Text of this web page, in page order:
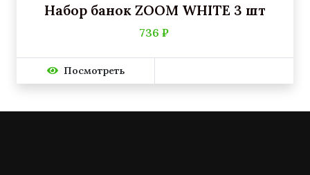
Набор банок ZOOM WHITE 3 шт
736 ₽
Посмотреть